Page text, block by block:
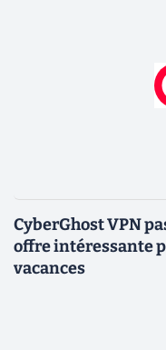
CyberGhost VPN
offre intéressante
vacances